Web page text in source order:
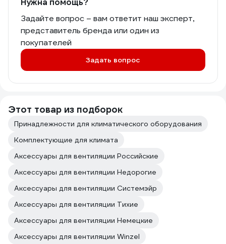
Нужна помощь?
Задайте вопрос – вам ответит наш эксперт,
представитель бренда или один из
покупателей
Задать вопрос
Этот товар из подборок
Принадлежности для климатического оборудования
Комплектующие для климата
Аксессуары для вентиляции Российские
Аксессуары для вентиляции Недорогие
Аксессуары для вентиляции Системэйр
Аксессуары для вентиляции Тихие
Аксессуары для вентиляции Немецкие
Аксессуары для вентиляции Winzel